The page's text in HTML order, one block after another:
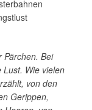
Pärchen. Bei
Lust. Wie vielen
von den
Gerippen,